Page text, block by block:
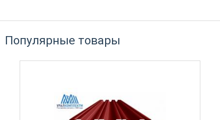
Популярные товары